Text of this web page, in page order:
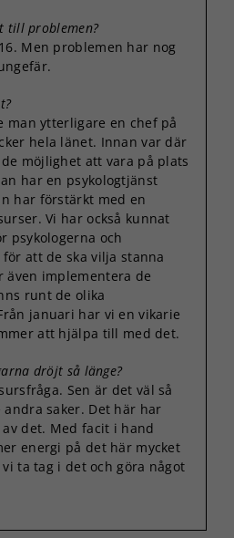
till problemen?
Men problemen har nog
man ytterligare en chef på
hela länet. Innan var där
möjlighet att vara på plats
har en psykologtjänst
har förstärkt med en
Vi har också kunnat
psykologerna och
att de ska vilja stanna
även implementera de
runt de olika
januari har vi en vikarie
att hjälpa till med det.
dröjt så länge?
Sen är det väl så
saker. Det här har
det. Med facit i hand
energi på det här mycket
ta tag i det och göra något